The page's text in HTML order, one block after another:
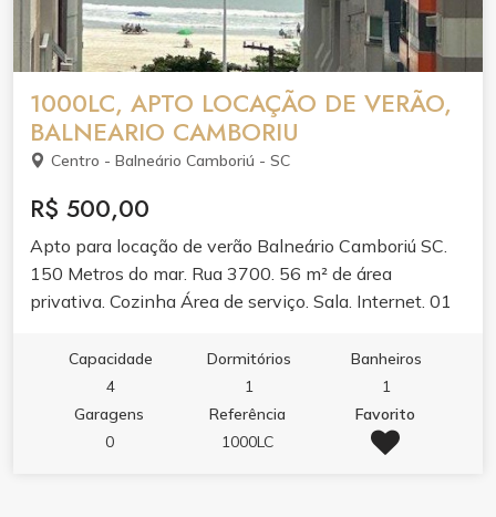
1000LC, APTO LOCAÇÃO DE VERÃO,
BALNEARIO CAMBORIU
Centro - Balneário Camboriú - SC
R$ 500,00
Apto para locação de verão Balneário Camboriú SC.
150 Metros do mar. Rua 3700. 56 m² de área
privativa. Cozinha Área de serviço. Sala. Internet. 01
cama de casal. 01 colchão de solteiro 01 guarda sol e
duas cadeiras de praia. utensílios de cozinha, além de
forno micro ondas e forno. Imóvel não possui
garagem. Inquilino trazer roupa de cama travesseiros
Capacidade
4
Dormitórios
1
Banheiros
1
Garagens
0
Referência
1000LC
Favorito